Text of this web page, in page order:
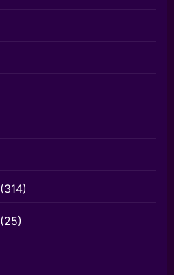
(314)
(25)